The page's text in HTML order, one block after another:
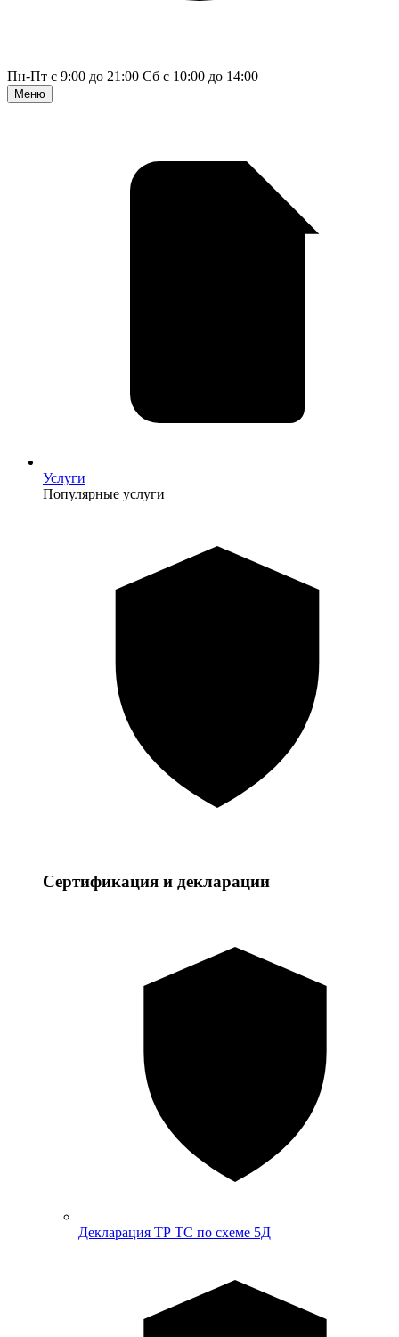
Пн-Пт с 9:00 до 21:00 Сб с 10:00 до 14:00
Меню
Услуги
Популярные услуги
Сертификация и декларации
Декларация ТР ТС по схеме 5Д